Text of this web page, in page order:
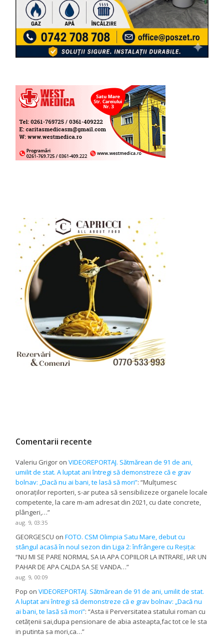
Comentarii recente
Valeriu Grigor onVIDEOREPORTAJ. Sătmărean de 91 de ani,
umilit de stat. A luptat ani întregi să demonstreze că e grav
bolnav: „Dacă nu ai bani, te lasă să mori”: “Mulțumesc
onoraților reporteri, s-ar putea să sensibilizeze organele locale
competente, la care m-am adresat din 2021, cu date concrete,
plângeri,…”
aug. 9, 03:35
GEORGESCU onFOTO. CSM Olimpia Satu Mare, debut cu
stângul acasă în noul sezon din Liga 2: înfrângere cu Reșița:
“NU MI SE PARE NORMAL SA IA APA COPIILOR LA INTRARE, IAR UN
PAHAR DE APA CALDA SA SE VANDA…”
aug. 9, 00:09
Pop onVIDEOREPORTAJ. Sătmărean de 91 de ani, umilit de stat.
A luptat ani întregi să demonstreze că e grav bolnav: „Dacă nu
ai bani, te lasă să mori”: “Asta ii Perversitatea statului roman cu
cetățenii sai,dupa pensionare de abia asteapta,fac tot ce le sta
in putinta sa mori,ca…”